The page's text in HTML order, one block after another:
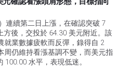
連續第二日上漲，在確認突破 7
方後，交投於 64.30 美元附近。該
就業數據疲軟而反彈，錄得自 2
周仍維持看漲基調不變，而美元指
100.00 水平，表現低迷。